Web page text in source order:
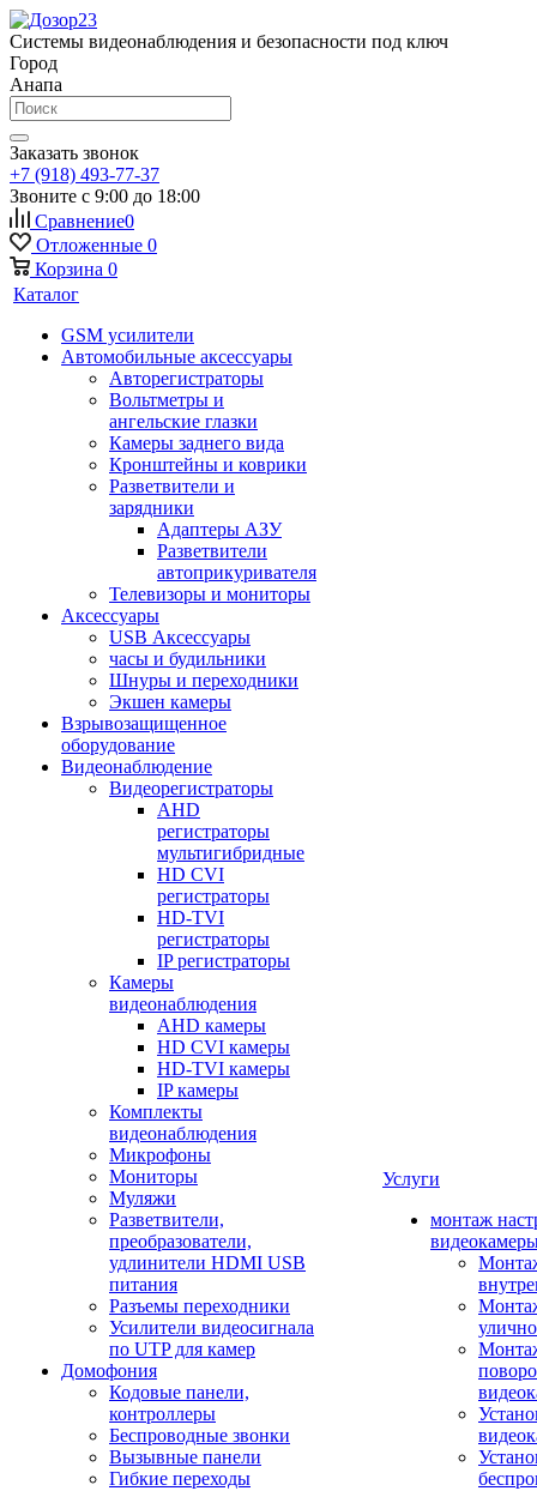
Системы видеонаблюдения и безопасности под ключ
Город
Анапа
Заказать звонок
+7 (918) 493-77-37
Звоните с 9:00 до 18:00
Сравнение0
Отложенные 0
Корзина 0
Каталог
GSM усилители
Автомобильные аксессуары
Авторегистраторы
Вольтметры и
ангельские глазки
Камеры заднего вида
Кронштейны и коврики
Разветвители и
зарядники
Адаптеры АЗУ
Разветвители
автоприкуривателя
Телевизоры и мониторы
Аксессуары
USB Аксессуары
часы и будильники
Шнуры и переходники
Экшен камеры
Взрывозащищенное
оборудование
Видеонаблюдение
Видеорегистраторы
AHD
регистраторы
мультигибридные
HD CVI
регистраторы
HD-TVI
регистраторы
IP регистраторы
Камеры
видеонаблюдения
AHD камеры
HD CVI камеры
HD-TVI камеры
IP камеры
Комплекты
видеонаблюдения
Микрофоны
Мониторы
Муляжи
Разветвители,
преобразователи,
удлинители HDMI USB
питания
Разъемы переходники
Усилители видеосигнала
по UTP для камер
Домофония
Кодовые панели,
контроллеры
Беспроводные звонки
Вызывные панели
Гибкие переходы
Услуги
монтаж